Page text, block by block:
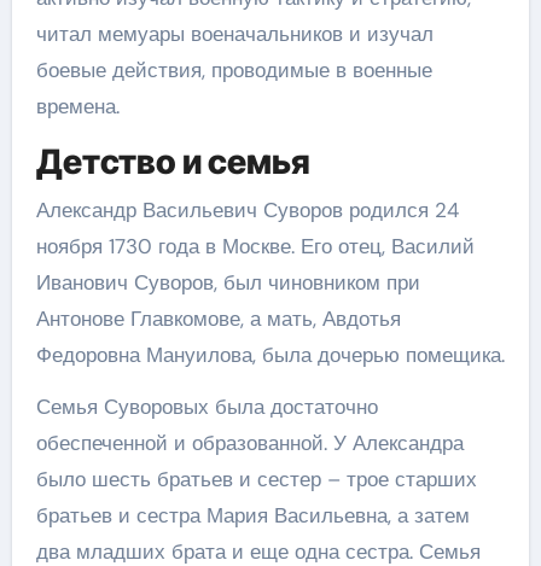
читал мемуары военачальников и изучал
боевые действия, проводимые в военные
времена.
Детство и семья
Александр Васильевич Суворов родился 24
ноября 1730 года в Москве. Его отец, Василий
Иванович Суворов, был чиновником при
Антонове Главкомове, а мать, Авдотья
Федоровна Мануилова, была дочерью помещика.
Семья Суворовых была достаточно
обеспеченной и образованной. У Александра
было шесть братьев и сестер – трое старших
братьев и сестра Мария Васильевна, а затем
два младших брата и еще одна сестра. Семья